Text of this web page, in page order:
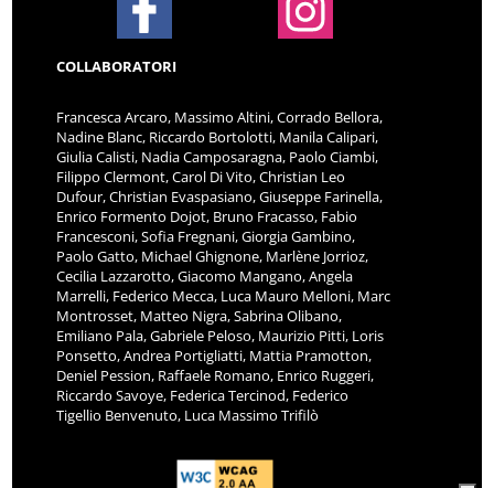
COLLABORATORI
Francesca Arcaro, Massimo Altini, Corrado Bellora,
Nadine Blanc, Riccardo Bortolotti, Manila Calipari,
Giulia Calisti, Nadia Camposaragna, Paolo Ciambi,
Filippo Clermont, Carol Di Vito, Christian Leo
Dufour, Christian Evaspasiano, Giuseppe Farinella,
Enrico Formento Dojot, Bruno Fracasso, Fabio
Francesconi, Sofia Fregnani, Giorgia Gambino,
Paolo Gatto, Michael Ghignone, Marlène Jorrioz,
Cecilia Lazzarotto, Giacomo Mangano, Angela
Marrelli, Federico Mecca, Luca Mauro Melloni, Marc
Montrosset, Matteo Nigra, Sabrina Olibano,
Emiliano Pala, Gabriele Peloso, Maurizio Pitti, Loris
Ponsetto, Andrea Portigliatti, Mattia Pramotton,
Deniel Pession, Raffaele Romano, Enrico Ruggeri,
Riccardo Savoye, Federica Tercinod, Federico
Tigellio Benvenuto, Luca Massimo Trifilò